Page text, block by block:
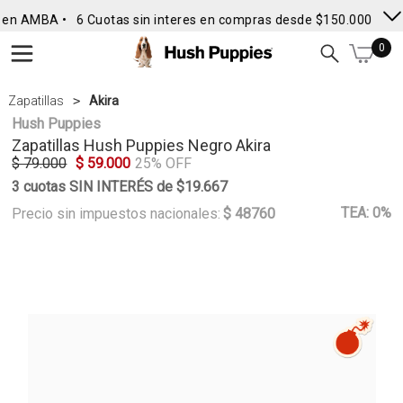
AMBA • 6 Cuotas sin interes en compras desde $150.000 •
0
Zapatillas Akira
Hush Puppies
Zapatillas Hush Puppies Negro Akira
$ 79.000 $ 59.000 25% OFF
3 cuotas SIN INTERÉS de $19.667
Precio sin impuestos nacionales: $ 48760 TEA: 0%